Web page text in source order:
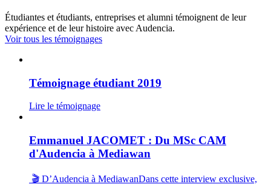
Étudiantes et étudiants, entreprises et alumni témoignent de leur
expérience et de leur histoire avec Audencia.
Voir tous les témoignages
Témoignage étudiant 2019
Lire le témoignage
Emmanuel JACOMET : Du MSc CAM
d'Audencia à Mediawan
🎬 D’Audencia à MediawanDans cette interview exclusive,